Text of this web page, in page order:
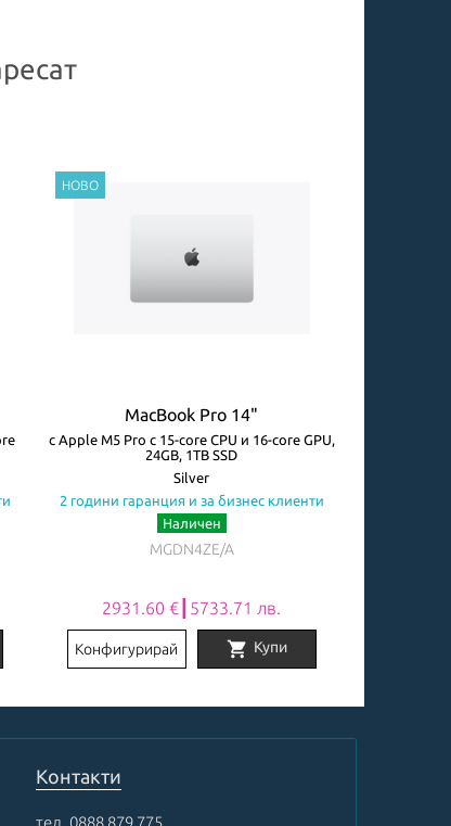
MacBook Pro 14"
с Apple M5 Pro с 15-core CPU и 16-core GPU,
24GB, 1TB SSD
Silver
2 години гаранция и за бизнес клиенти
Наличен
MGDN4ZE/A
2931.60 €┃5733.71 лв.
Конфигурирай shopping_cart Купи
Контакти